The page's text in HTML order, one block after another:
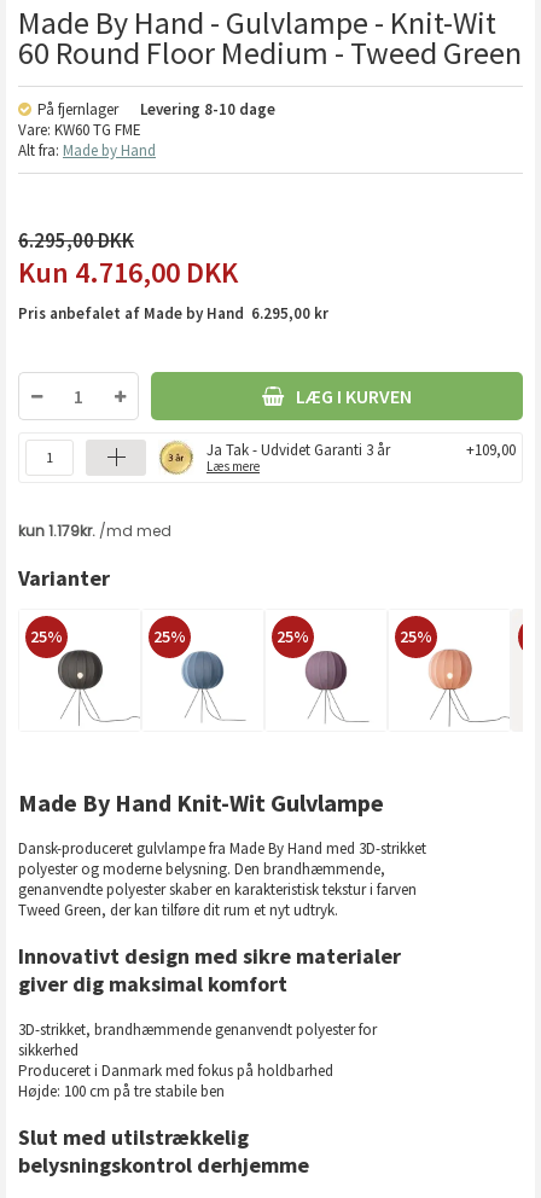
Made By Hand - Gulvlampe - Knit-Wit
60 Round Floor Medium - Tweed Green
På fjernlager Levering 8-10 dage
Vare: KW60 TG FME
Alt fra: Made by Hand
6.295,00
4.716,00 DKK
Pris anbefalet af Made by Hand 6.295,00 kr
LÆG I KURVEN
Ja Tak - Udvidet Garanti 3 år
Læs mere
+109,00
Varianter
25% 25% 25% 25%
Made By Hand Knit-Wit Gulvlampe
Dansk-produceret gulvlampe fra Made By Hand med 3D-strikket
polyester og moderne belysning. Den brandhæmmende,
genanvendte polyester skaber en karakteristisk tekstur i farven
Tweed Green, der kan tilføre dit rum et nyt udtryk.
Innovativt design med sikre materialer
giver dig maksimal komfort
3D-strikket, brandhæmmende genanvendt polyester for
sikkerhed
Produceret i Danmark med fokus på holdbarhed
Højde: 100 cm på tre stabile ben
Slut med utilstrækkelig
belysningskontrol derhjemme